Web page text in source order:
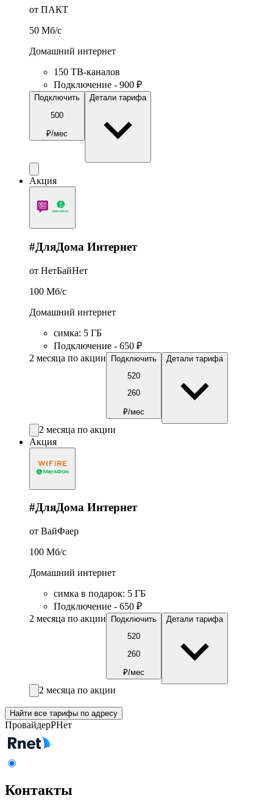
от ПАКТ
50 Мб/c
Домашний интернет
150 ТВ-каналов
Подключение - 900 ₽
Подключить
500
₽/мес
Детали тарифа
Акция
#ДляДома Интернет
от НетБайНет
100 Мб/c
Домашний интернет
симка: 5 ГБ
Подключение - 650 ₽
2 месяца по акции
Подключить
520
260
₽/мес
Детали тарифа
2 месяца по акции
Акция
#ДляДома Интернет
от ВайФаер
100 Мб/c
Домашний интернет
симка в подарок: 5 ГБ
Подключение - 650 ₽
2 месяца по акции
Подключить
520
260
₽/мес
Детали тарифа
2 месяца по акции
Найти все тарифы по адресу
ПровайдерРНет
Контакты